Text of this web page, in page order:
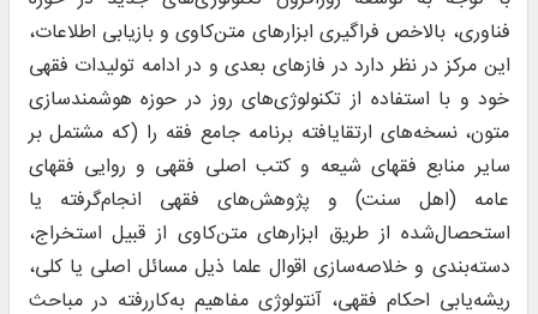
فناوری، بالاخص فراگیری ابزارهای متن‌کاوی و بازیابی اطلاعات،
این مرکز در نظر دارد در فازهای بعدی و در ادامه تولیدات فقهی
خود و با استفاده از تکنولوژی‌های روز در حوزه هوشمند‌سازی
متون، نسخه‌های ارتقایافته برنامه جامع فقه را (که مشتمل بر
سایر منابع فقهای شیعه و کتب اصلی فقهی و روایی فقهای
عامه (اهل سنت) و پژوهش‌های فقهی انجام‌گرفته یا
استحصال‌شده از طریق ابزارهای متن‌کاوی از قبیل استخراج،
دسته‌بندی و خلاصه‌سازی اقوال علما ذیل مسائل اصلی یا کلی،
ریشه‌یابی احکام فقهی، آنتولوژی مفاهیم به‌کاررفته در مباحث